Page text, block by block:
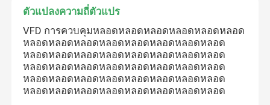
ตัวแปลงความถี่ตัวแปร
VFD การควบคุมหลอดหลอดหลอดหลอดหลอดหลอด
หลอดหลอดหลอดหลอดหลอดหลอดหลอดหลอด
หลอดหลอดหลอดหลอดหลอดหลอดหลอดหลอด
หลอดหลอดหลอดหลอดหลอดหลอดหลอดหลอด
หลอดหลอดหลอดหลอดหลอดหลอดหลอดหลอด
หลอดหลอดหลอดหลอดหลอดหลอดหลอดหลอด